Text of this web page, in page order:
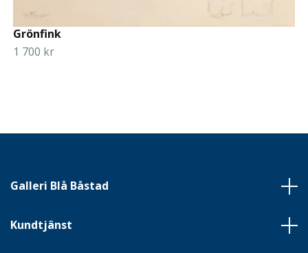
Grönfink
1 700 kr
Galleri Blå Båstad
Kundtjänst